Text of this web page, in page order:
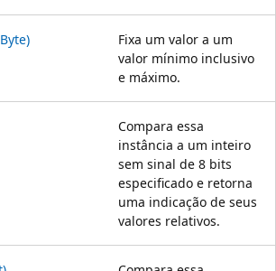
Fixa um valor a um
valor mínimo inclusivo
e máximo.
Compara essa
instância a um inteiro
sem sinal de 8 bits
especificado e retorna
uma indicação de seus
valores relativos.